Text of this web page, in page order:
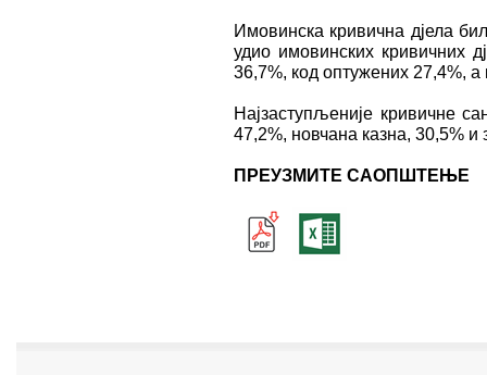
Имовинска кривична дјела
удио имовинских кривичних
36,7%, код оптужених 27,4%, а
Најзаступљенијe кривичнe
47,2%, новчана казна, 30,5% и
ПРЕУЗМИТЕ САОПШТЕЊЕ